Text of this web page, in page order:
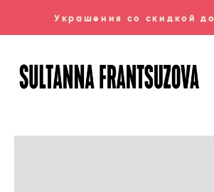
Украшения со скидкой